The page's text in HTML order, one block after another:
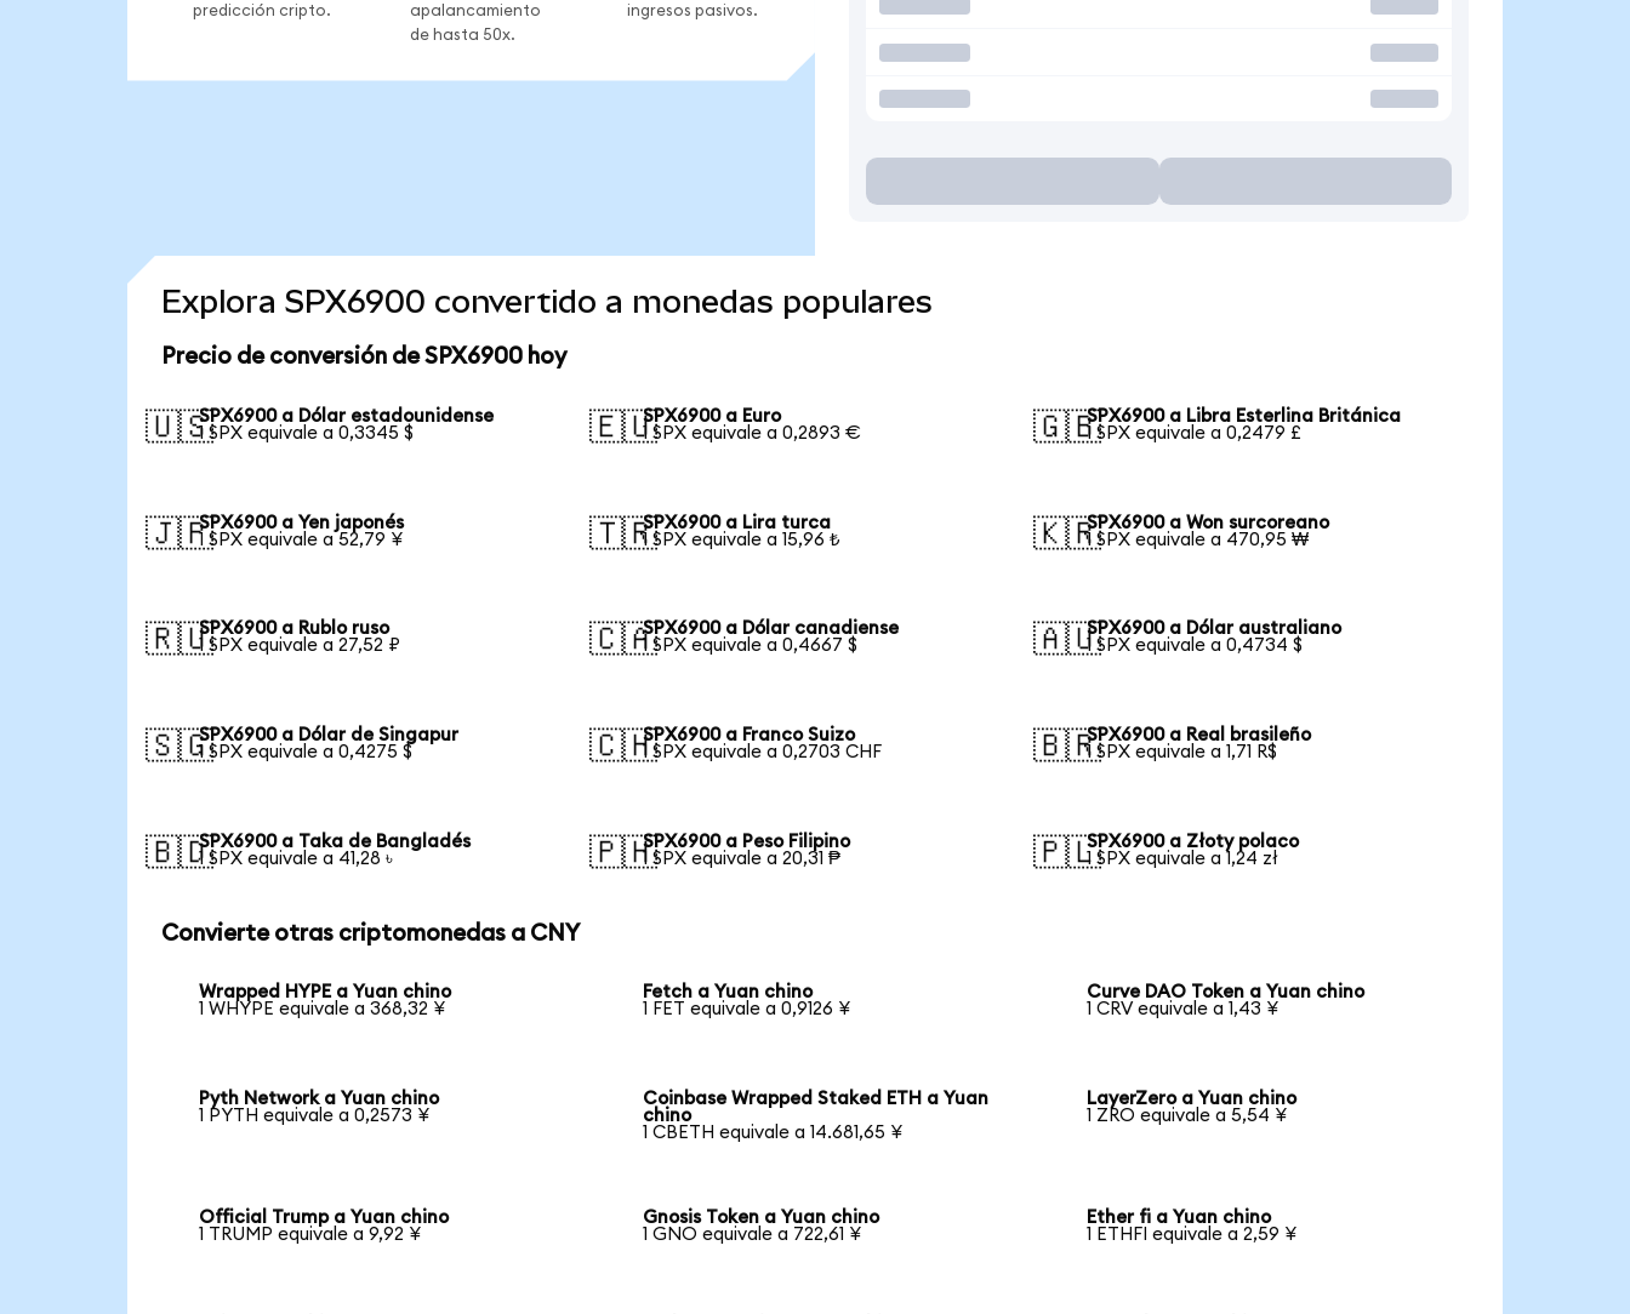
predicción cripto.
apalancamiento
de hasta 50x.
ingresos pasivos.
Explora SPX6900 convertido a monedas populares
Precio de conversión de SPX6900 hoy
🇺🇸SPX6900 a Dólar estadounidense
1 SPX equivale a 0,3345 $
🇪🇺SPX6900 a Euro
1 SPX equivale a 0,2893 €
🇬🇧SPX6900 a Libra Esterlina Británica
1 SPX equivale a 0,2479 £
🇯🇵SPX6900 a Yen japonés
1 SPX equivale a 52,79 ¥
🇹🇷SPX6900 a Lira turca
1 SPX equivale a 15,96 ₺
🇰🇷SPX6900 a Won surcoreano
1 SPX equivale a 470,95 ₩
🇷🇺SPX6900 a Rublo ruso
1 SPX equivale a 27,52 ₽
🇨🇦SPX6900 a Dólar canadiense
1 SPX equivale a 0,4667 $
🇦🇺SPX6900 a Dólar australiano
1 SPX equivale a 0,4734 $
🇸🇬SPX6900 a Dólar de Singapur
1 SPX equivale a 0,4275 $
🇨🇭SPX6900 a Franco Suizo
1 SPX equivale a 0,2703 CHF
🇧🇷SPX6900 a Real brasileño
1 SPX equivale a 1,71 R$
🇧🇩SPX6900 a Taka de Bangladés
1 SPX equivale a 41,28 ৳
🇵🇭SPX6900 a Peso Filipino
1 SPX equivale a 20,31 ₱
🇵🇱SPX6900 a Złoty polaco
1 SPX equivale a 1,24 zł
Convierte otras criptomonedas a CNY
Wrapped HYPE a Yuan chino
1 WHYPE equivale a 368,32 ¥
Fetch a Yuan chino
1 FET equivale a 0,9126 ¥
Curve DAO Token a Yuan chino
1 CRV equivale a 1,43 ¥
Pyth Network a Yuan chino
1 PYTH equivale a 0,2573 ¥
Coinbase Wrapped Staked ETH a Yuan
chino
1 CBETH equivale a 14.681,65 ¥
LayerZero a Yuan chino
1 ZRO equivale a 5,54 ¥
Official Trump a Yuan chino
1 TRUMP equivale a 9,92 ¥
Gnosis Token a Yuan chino
1 GNO equivale a 722,61 ¥
Ether fi a Yuan chino
1 ETHFI equivale a 2,59 ¥